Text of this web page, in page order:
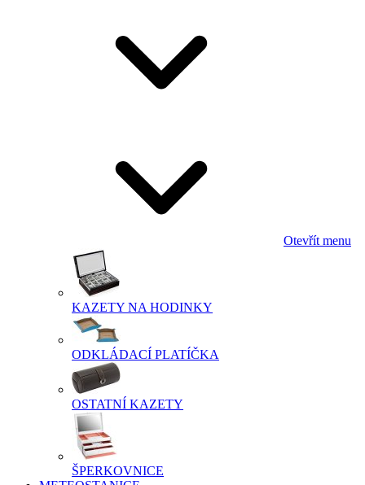
Otevřít menu
KAZETY NA HODINKY
ODKLÁDACÍ PLATÍČKA
OSTATNÍ KAZETY
ŠPERKOVNICE